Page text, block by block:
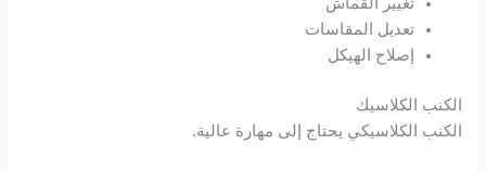
Hacklink panel
Hacklink panel
تغيير القماش
تعديل المقاسات
إصلاح الهيكل
الكنب الكلاسيك
الكنب الكلاسيكي يحتاج إلى مهارة عالية.